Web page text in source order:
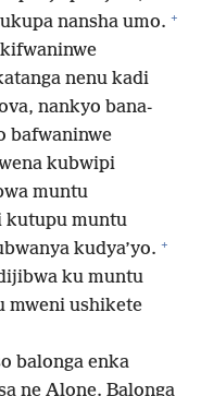
nansha umo. +
nenu kadi
nankyo bana-
bafwaninwe
kubwipi
muntu
kutupu muntu
kudya’yo. +
ku muntu
mweni ushikete
balonga enka
ne Alone. Balonga